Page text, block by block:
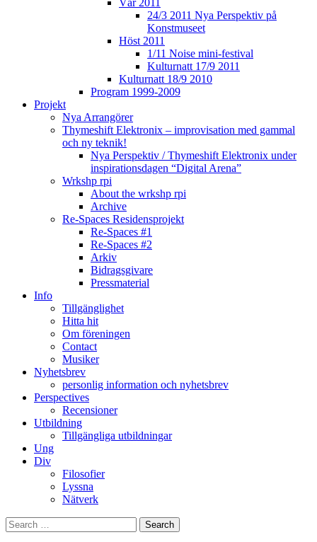
Vår 2011
24/3 2011 Nya Perspektiv på
Konstmuseet
Höst 2011
1/11 Noise mini-festival
Kulturnatt 17/9 2011
Kulturnatt 18/9 2010
Program 1999-2009
Projekt
Nya Arrangörer
Thymeshift Elektronix – improvisation med gammal
och ny teknik!
Nya Perspektiv / Thymeshift Elektronix under
inspirationsdagen “Digital Arena”
Wrkshp rpi
About the wrkshp rpi
Archive
Re-Spaces Residensprojekt
Re-Spaces #1
Re-Spaces #2
Arkiv
Bidragsgivare
Pressmaterial
Info
Tillgänglighet
Hitta hit
Om föreningen
Contact
Musiker
Nyhetsbrev
personlig information och nyhetsbrev
Perspectives
Recensioner
Utbildning
Tillgängliga utbildningar
Ung
Div
Filosofier
Lyssna
Nätverk
Search
for: